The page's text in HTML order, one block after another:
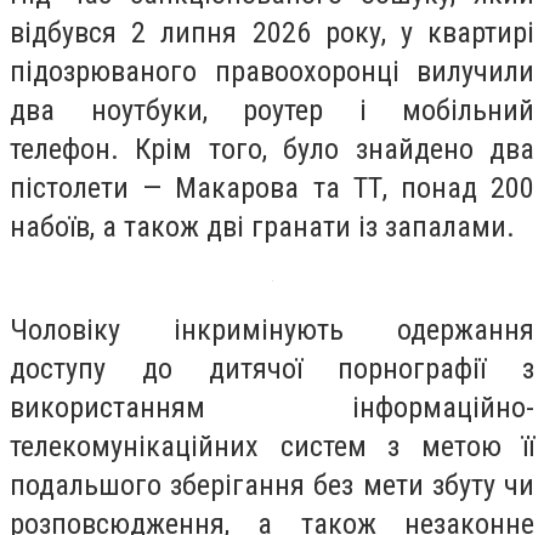
відбувся 2 липня 2026 року, у квартирі
підозрюваного правоохоронці вилучили
два ноутбуки, роутер і мобільний
телефон. Крім того, було знайдено два
пістолети — Макарова та ТТ, понад 200
набоїв, а також дві гранати із запалами.
Чоловіку інкримінують одержання
доступу до дитячої порнографії з
використанням інформаційно-
телекомунікаційних систем з метою її
подальшого зберігання без мети збуту чи
розповсюдження, а також незаконне